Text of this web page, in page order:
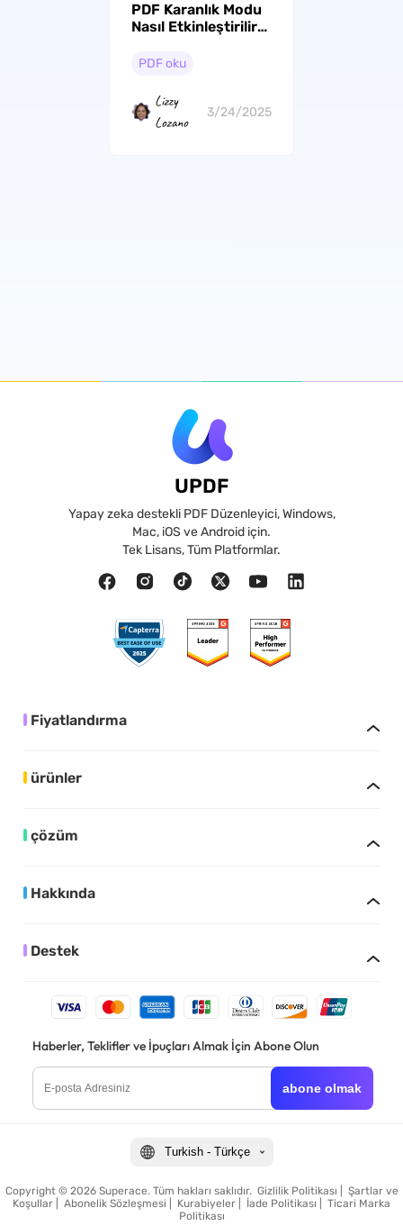
PDF Karanlık Modu
Nasıl Etkinleştirilir?
PDF oku
Lizzy
Lozano
3/24/2025
UPDF
Yapay zeka destekli PDF Düzenleyici, Windows,
Mac, iOS ve Android için.
Tek Lisans, Tüm Platformlar.
Fiyatlandırma
ürünler
çözüm
Hakkında
Destek
Haberler, Teklifler ve İpuçları Almak İçin Abone Olun
abone olmak
Turkish - Türkçe
Copyright © 2026 Superace. Tüm hakları saklıdır. Gizlilik Politikası
Şartlar ve
Koşullar
Abonelik Sözleşmesi Kurabiyeler İade Politikası
Ticari Marka
Politikası